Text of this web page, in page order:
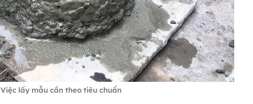
Việc lấy mẫu cần theo tiêu chuẩn